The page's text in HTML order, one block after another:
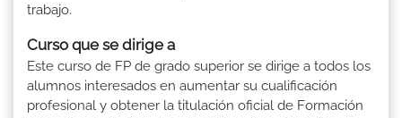
trabajo.
Curso que se dirige a
Este curso de FP de grado superior se dirige a todos los
alumnos interesados en aumentar su cualificación
profesional y obtener la titulación oficial de Formación